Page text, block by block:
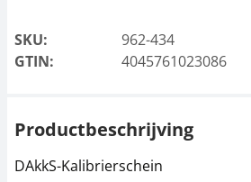
SKU:
962-434
GTIN:
4045761023086
Productbeschrijving
DAkkS-Kalibrierschein